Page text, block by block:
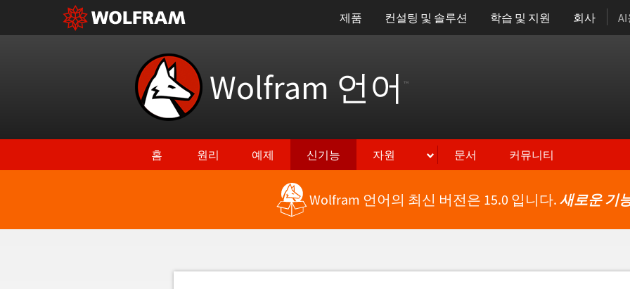
제품 컨설팅 및 솔루션 학습 및 지원 회사
Wolfram 언어 ™
홈 원리 예제 신기능 자원 문서 커뮤니티
Wolfram 언어의 최신 버전은 15.0 입니다. 새로운 기